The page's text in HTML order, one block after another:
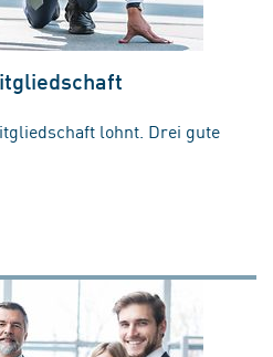
lohnt. Drei gute